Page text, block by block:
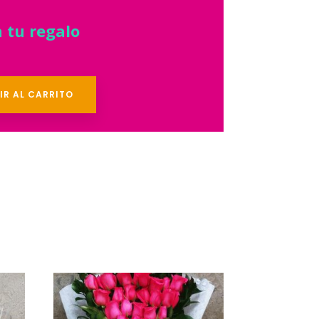
tu regalo
AL CARRITO